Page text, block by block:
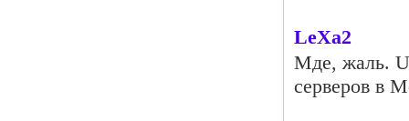
LeXa2
Мде, жаль.
серверов в